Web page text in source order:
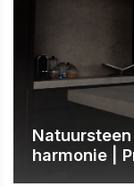
harmonie |